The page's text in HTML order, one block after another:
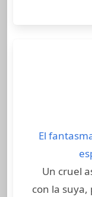
El
Un cruel
con la suya,